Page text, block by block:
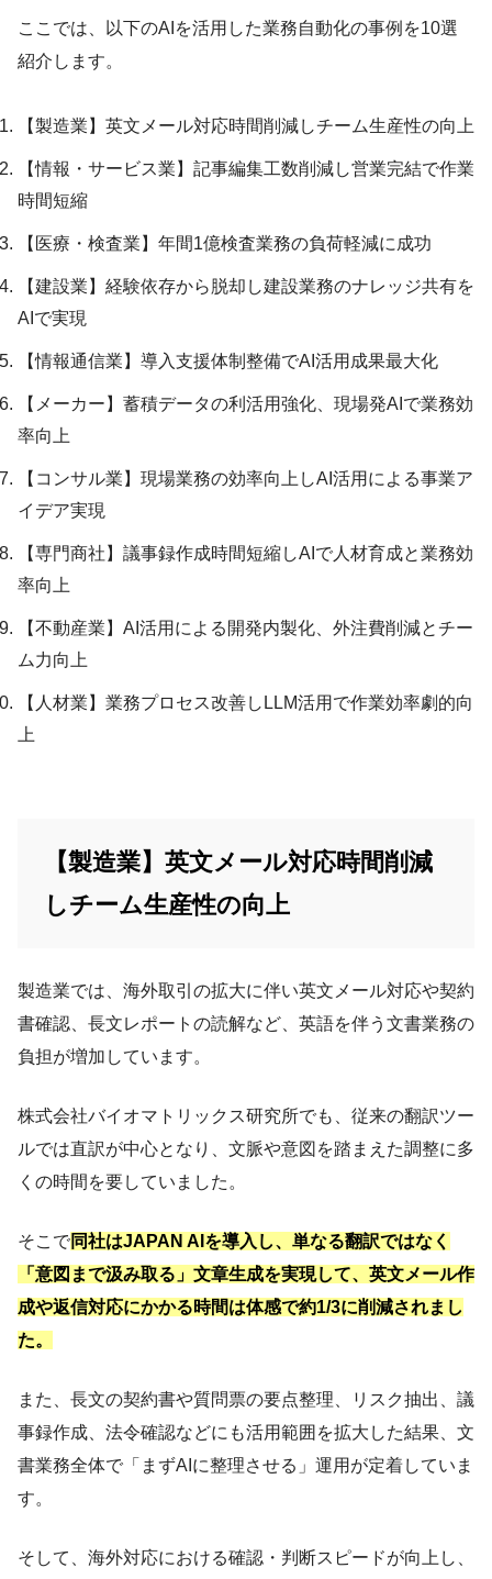
ここでは、以下のAIを活用した業務自動化の事例を10選
紹介します。
【製造業】英文メール対応時間削減しチーム生産性の向上
【情報・サービス業】記事編集工数削減し営業完結で作業
時間短縮
【医療・検査業】年間1億検査業務の負荷軽減に成功
【建設業】経験依存から脱却し建設業務のナレッジ共有を
AIで実現
【情報通信業】導入支援体制整備でAI活用成果最大化
【メーカー】蓄積データの利活用強化、現場発AIで業務効
率向上
【コンサル業】現場業務の効率向上しAI活用による事業ア
イデア実現
【専門商社】議事録作成時間短縮しAIで人材育成と業務効
率向上
【不動産業】AI活用による開発内製化、外注費削減とチー
ム力向上
【人材業】業務プロセス改善しLLM活用で作業効率劇的向
上
【製造業】英文メール対応時間削減
しチーム生産性の向上
製造業では、海外取引の拡大に伴い英文メール対応や契約
書確認、長文レポートの読解など、英語を伴う文書業務の
負担が増加しています。
株式会社バイオマトリックス研究所でも、従来の翻訳ツー
ルでは直訳が中心となり、文脈や意図を踏まえた調整に多
くの時間を要していました。
そこで同社はJAPAN AIを導入し、単なる翻訳ではなく
「意図まで汲み取る」文章生成を実現して、英文メール作
成や返信対応にかかる時間は体感で約1/3に削減されまし
た。
また、長文の契約書や質問票の要点整理、リスク抽出、議
事録作成、法令確認などにも活用範囲を拡大した結果、文
書業務全体で「まずAIに整理させる」運用が定着していま
す。
そして、海外対応における確認・判断スピードが向上し、